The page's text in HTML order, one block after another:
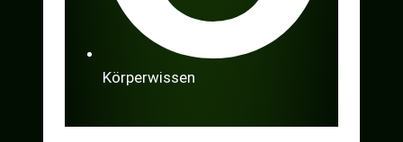
Körperwissen